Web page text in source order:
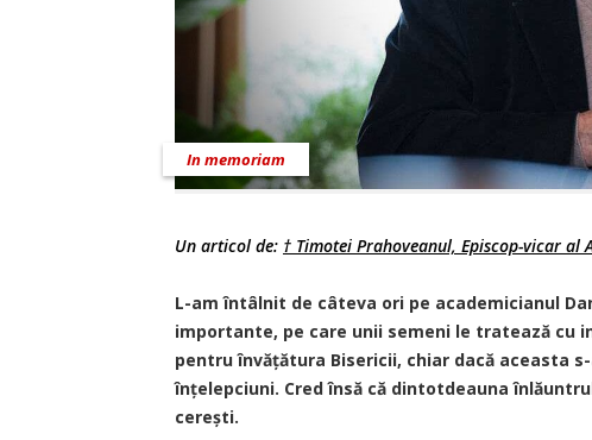
In memoriam
Un articol de: † Timotei Prahoveanul, Episcop-vicar al
L-am întâlnit de câteva ­­ori pe academicianul
importante, pe care unii semeni le tratează cu
pentru învățătura Bisericii, chiar dacă aceasta
înțelepciuni. Cred însă că dintotdeauna
cerești.